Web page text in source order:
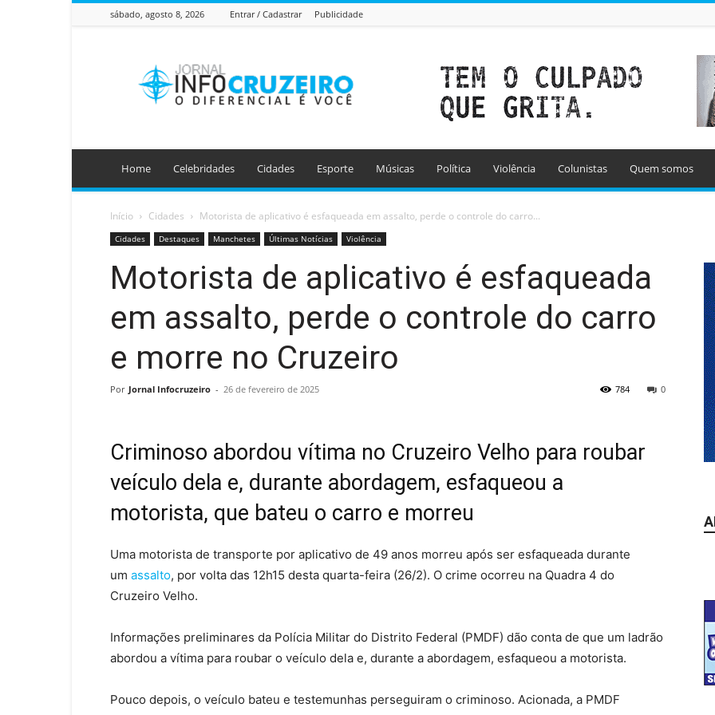
sábado, agosto 8, 2026 Entrar / Cadastrar Publicidade
Info
Cruzeiro
Home Celebridades Cidades Esporte Músicas Política Violência Colunistas Quem somos
Início Cidades Motorista de aplicativo é esfaqueada em assalto, perde o controle do carro...
Cidades Destaques Manchetes Últimas Notícias Violência
Motorista de aplicativo é esfaqueada
em assalto, perde o controle do carro
e morre no Cruzeiro
Por Jornal Infocruzeiro - 26 de fevereiro de 2025 0
784
Criminoso abordou vítima no Cruzeiro Velho para roubar
veículo dela e, durante abordagem, esfaqueou a
motorista, que bateu o carro e morreu
Uma motorista de transporte por aplicativo de 49 anos morreu após ser esfaqueada durante
um assalto, por volta das 12h15 desta quarta-feira (26/2). O crime ocorreu na Quadra 4 do
Cruzeiro Velho.
Informações preliminares da Polícia Militar do Distrito Federal (PMDF) dão conta de que um ladrão
abordou a vítima para roubar o veículo dela e, durante a abordagem, esfaqueou a motorista.
Pouco depois, o veículo bateu e testemunhas perseguiram o criminoso. Acionada, a PMDF